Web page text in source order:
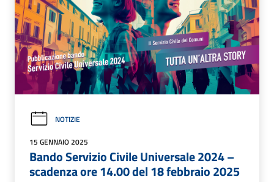
NOTIZIE
15 GENNAIO 2025
Bando Servizio Civile Universale 2024 –
scadenza ore 14.00 del 18 febbraio 2025